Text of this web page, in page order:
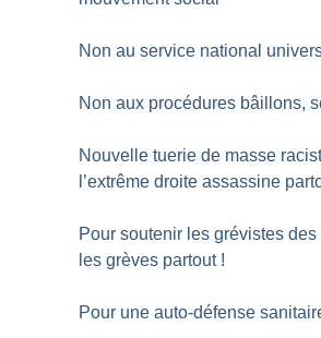
Non au service national
Non aux procédures bâillons,
Nouvelle tuerie de masse
l’extrême droite assassine
Pour soutenir les grévistes
les grèves partout !
Pour une auto-défense